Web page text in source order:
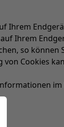
Ihrem
Ihrem
so können
von Cookies